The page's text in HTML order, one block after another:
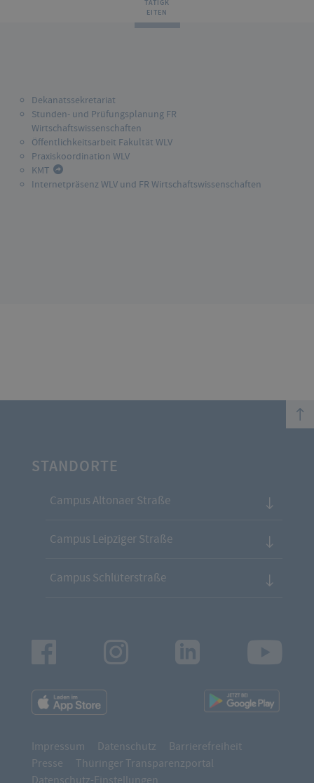
TÄTIGK
EITEN
Dekanatssekretariat
Stunden- und Prüfungsplanung FR
Wirtschaftswissenschaften
Öffentlichkeitsarbeit Fakultät WLV
Praxiskoordination WLV
KMT
Internetpräsenz WLV und FR Wirtschaftswissenschaften
top
STANDORTE
Campus Altonaer Straße
Campus Leipziger Straße
Campus Schlüterstraße
Instagram LinkedIn
Impressum Datenschutz
Barrierefreiheit
Presse
Thüringer Transparenzportal